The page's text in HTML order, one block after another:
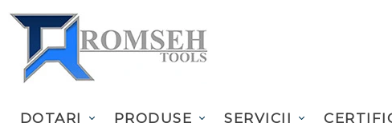
DOTARI PRODUSE SERVICII